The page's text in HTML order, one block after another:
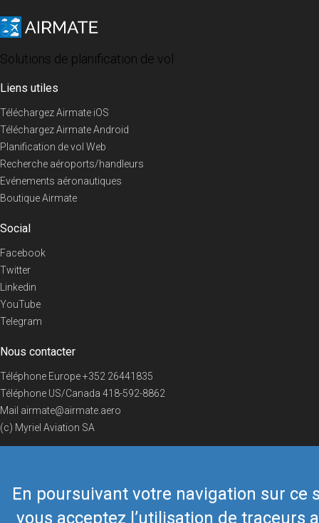
En poursuivant votre navigation sur ce
vous acceptez l’utilisation de traceurs
Solutions de planification de vol
Liens utiles
Téléchargez Airmate iOS
Téléchargez Airmate Android
Planification de vol Web
Recherche aéroports/handleurs
Evénements aéronautiques
Boutique Airmate
Social
Facebook
Twitter
Linkedin
YouTube
Telegram
Nous contacter
Téléphone Europe+352 26441835
Téléphone US/Canada 418-592-8862
Mail airmate@airmate.aero
(c) Myriel Aviation SA
© 2019 Airmate - Conditions d'utilisation -Vie privée Back to top